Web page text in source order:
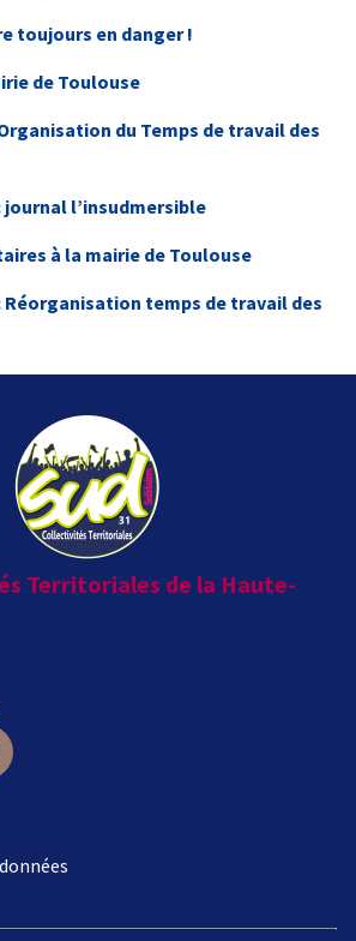
toujours en danger !
de Toulouse
du Temps de travail des
journal l’insudmersible
à la mairie de Toulouse
Réorganisation temps de travail des
Territoriales de la Haute-